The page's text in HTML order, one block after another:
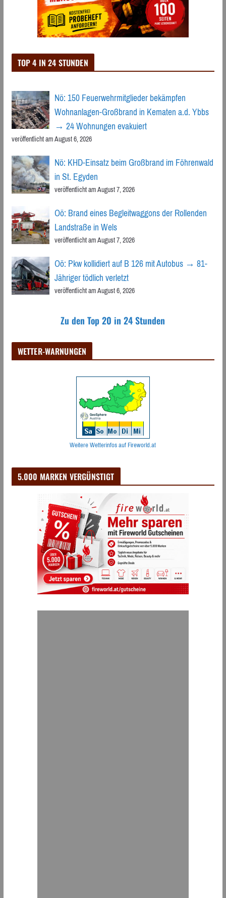
TOP 4 IN 24 STUNDEN
Nö: 150 Feuerwehrmitglieder bekämpfen
Wohnanlagen-Großbrand in Kematen a.d. Ybbs
→ 24 Wohnungen evakuiert
veröffentlicht am August 6, 2026
Nö: KHD-Einsatz beim Großbrand im Föhrenwald
in St. Egyden
veröffentlicht am August 7, 2026
Oö: Brand eines Begleitwaggons der Rollenden
Landstraße in Wels
veröffentlicht am August 7, 2026
Oö: Pkw kollidiert auf B 126 mit Autobus → 81-
Jähriger tödlich verletzt
veröffentlicht am August 6, 2026
Zu den Top 20 in 24 Stunden
WETTER-WARNUNGEN
Weitere Wetterinfos auf Fireworld.at
5.000 MARKEN VERGÜNSTIGT